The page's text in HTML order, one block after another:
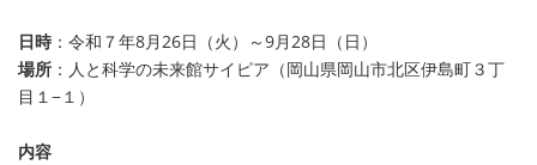
日時 ：令和７年8月26日（火）～9月28日（日）
場所 ：人と科学の未来館サイピア（岡山県岡山市北区伊島町３丁
目１−１）
内容